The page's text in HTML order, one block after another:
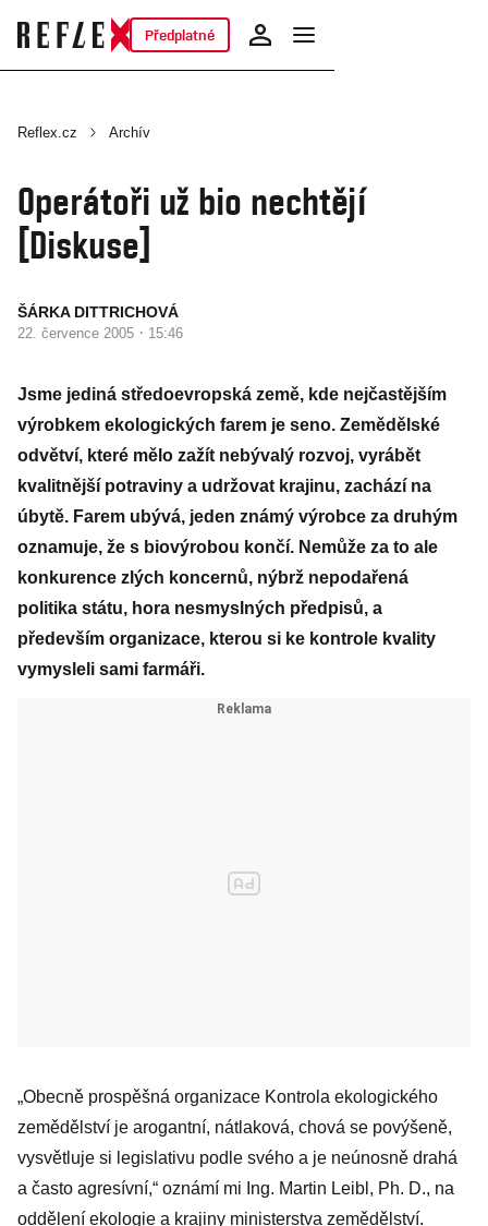
Předplatné
Reflex.cz Archív
Operátoři už bio nechtějí
[Diskuse]
ŠÁRKA DITTRICHOVÁ
22. července 2005 · 15:46
Jsme jediná středoevropská země, kde nejčastějším
výrobkem ekologických farem je seno. Zemědělské
odvětví, které mělo zažít nebývalý rozvoj, vyrábět
kvalitnější potraviny a udržovat krajinu, zachází na
úbytě. Farem ubývá, jeden známý výrobce za druhým
oznamuje, že s biovýrobou končí. Nemůže za to ale
konkurence zlých koncernů, nýbrž nepodařená
politika státu, hora nesmyslných předpisů, a
především organizace, kterou si ke kontrole kvality
vymysleli sami farmáři.
„Obecně prospěšná organizace Kontrola ekologického
zemědělství je arogantní, nátlaková, chová se povýšeně,
vysvětluje si legislativu podle svého a je neúnosně drahá
a často agresívní,“ oznámí mi Ing. Martin Leibl, Ph. D., na
oddělení ekologie a krajiny ministerstva zemědělství.